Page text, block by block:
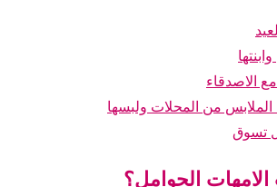
الاصدقاء
من المحلات ولبسها
تسوق
الحوامل؟